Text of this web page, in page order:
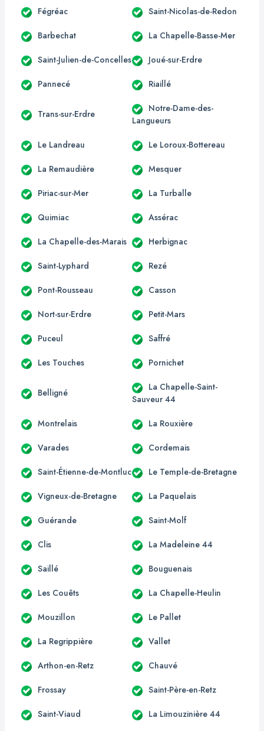
Fégréac Saint-Nicolas-de-Redon
Barbechat La Chapelle-Basse-Mer
Saint-Julien-de-Concelles Joué-sur-Erdre
Pannecé Riaillé
Trans-sur-Erdre
Notre-Dame-des-
Langueurs
Le Landreau Le Loroux-Bottereau
La Remaudière Mesquer
Piriac-sur-Mer La Turballe
Quimiac Assérac
La Chapelle-des-Marais Herbignac
Saint-Lyphard Rezé
Pont-Rousseau Casson
Nort-sur-Erdre Petit-Mars
Puceul Saffré
Les Touches Pornichet
Belligné
La Chapelle-Saint-
Sauveur 44
Montrelais La Rouxière
Varades Cordemais
Saint-Étienne-de-Montluc Le Temple-de-Bretagne
Vigneux-de-Bretagne La Paquelais
Guérande Saint-Molf
Clis La Madeleine 44
Saillé Bouguenais
Les Couêts La Chapelle-Heulin
Mouzillon Le Pallet
La Regrippière Vallet
Arthon-en-Retz Chauvé
Frossay Saint-Père-en-Retz
Saint-Viaud La Limouzinière 44